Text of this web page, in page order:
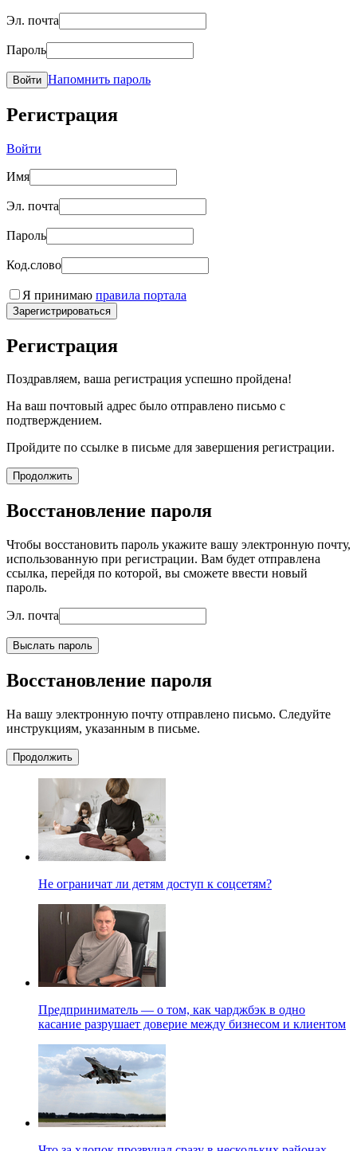
Эл. почта
Пароль
Войти Напомнить пароль
Регистрация
Войти
Имя
Эл. почта
Пароль
Код.слово
Я принимаю правила портала
Зарегистрироваться
Регистрация
Поздравляем, ваша регистрация успешно пройдена!
На ваш почтовый адрес было отправлено письмо с
подтверждением.
Пройдите по ссылке в письме для завершения регистрации.
Продолжить
Восстановление пароля
Чтобы восстановить пароль укажите вашу электронную почту,
использованную при регистрации. Вам будет отправлена
ссылка, перейдя по которой, вы сможете ввести новый
пароль.
Эл. почта
Выслать пароль
Восстановление пароля
На вашу электронную почту отправлено письмо. Следуйте
инструкциям, указанным в письме.
Продолжить
Не ограничат ли детям доступ к соцсетям?
Предприниматель — о том, как чарджбэк в одно
касание разрушает доверие между бизнесом и клиентом